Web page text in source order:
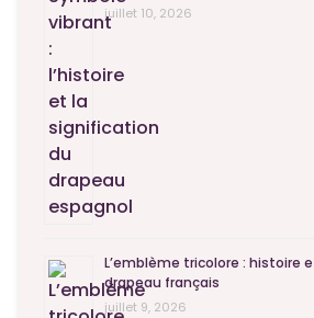
juillet 10, 2026
L’emblème tricolore : histoire
drapeau français
juillet 9, 2026